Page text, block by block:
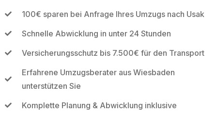
100€ sparen bei Anfrage Ihres Umzugs nach Usak
Schnelle Abwicklung in unter 24 Stunden
Versicherungsschutz bis 7.500€ für den Transport
Erfahrene Umzugsberater aus Wiesbaden
unterstützen Sie
Komplette Planung & Abwicklung inklusive